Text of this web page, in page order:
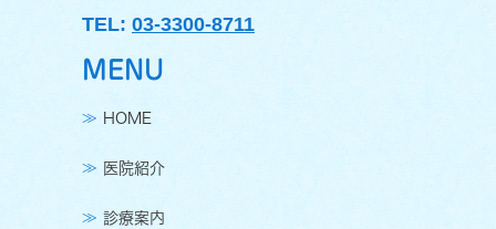
TEL: 03-3300-8711
MENU
HOME
医院紹介
診療案内